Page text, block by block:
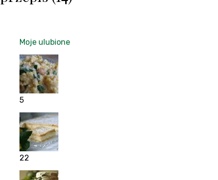
Moje ulubione
5
22